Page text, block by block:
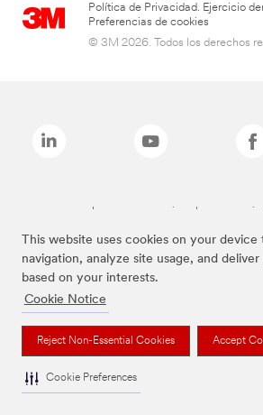
This website uses cookies on your device
navigation, analyze site usage, and
based on your interests.
Cookie Notice
Reject Non-Essential Cookies Accept
Cookie Preferences
Política de Privacidad. Ejercicio
Preferencias de cookies
© 3M 2026. Todos los derechos
Las marcas mencionadas son